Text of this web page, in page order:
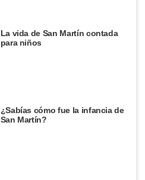
La vida de San Martín contada
para niños
¿Sabías cómo fue la infancia de
San Martín?